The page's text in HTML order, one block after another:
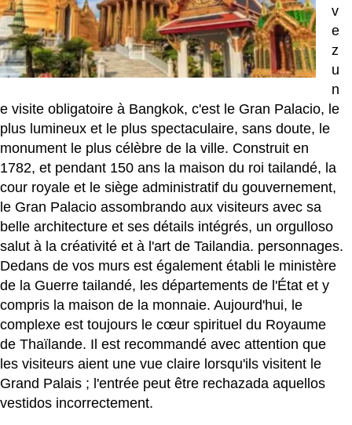
v
e
z
u
n
e visite obligatoire à Bangkok, c'est le Gran Palacio, le
plus lumineux et le plus spectaculaire, sans doute, le
monument le plus célèbre de la ville. Construit en
1782, et pendant 150 ans la maison du roi tailandé, la
cour royale et le siège administratif du gouvernement,
le Gran Palacio assombrando aux visiteurs avec sa
belle architecture et ses détails intégrés, un orgulloso
salut à la créativité et à l'art de Tailandia. personnages.
Dedans de vos murs est également établi le ministère
de la Guerre tailandé, les départements de l'État et y
compris la maison de la monnaie. Aujourd'hui, le
complexe est toujours le cœur spirituel du Royaume
de Thaïlande. Il est recommandé avec attention que
les visiteurs aient une vue claire lorsqu'ils visitent le
Grand Palais ; l'entrée peut être rechazada aquellos
vestidos incorrectement.